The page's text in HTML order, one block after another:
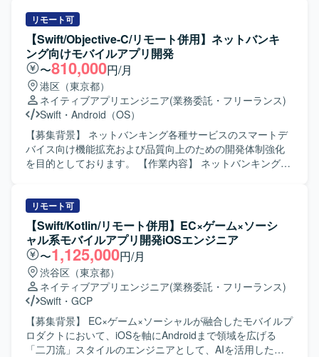
しいです。 【ポジションの魅力】 WebとAndroidネイティ
ブ双方の開発に携わることで、フルスタック寄りのスキル
を身につけることができます。自治体やヘルスケア領域な
ど社会貢献性の高いプロダクトに関わりながら、設計から
運用まで一連の開発プロセスを経験できる環境です。 【開
発環境】 Kotlinを中心としたAndroidネイティブアプリ開発
に加え、PHP／Node.jsによるバックエンド開発、MySQL／
PostgreSQLなどのRDBを用いたシステム構成です。Gitを用
いたチーム開発を行い、Firebaseや各種クラウドサービス
と連携したアプリケーション開発を実施しています。
担当していただきます。また、チームメンバーや他チーム
と連携しながら、仕様調整やレビュー対応も行っていただ
きます。 【求める人物像】 チーム開発を前提に円滑なコミ
ュニケーションが取れ、自ら課題を発見し改善提案ができ
る方を求めています。既存の設計やテスト方針を尊重しつ
つ、より良いアーキテクチャや開発プロセスを意識して取
り組める方が望ましいです。 【ポジションの魅力】 コンシ
ューマ向け婚活アプリの開発に携わることで、多くのユー
ザーに影響力のあるサービス開発経験を積むことができま
す。既存プロダクトのエンハンス開発を通じて、アーキテ
クチャ設計や自動テストの実装など、モダンなAndroid開発
用いたチーム開発を行います。アーキテクチャはClean
Architectureを意識した構成となっている想定です。
リモート可
【Swift/Objective-C/リモート併用】ネットバンキ
ング向けモバイルアプリ開発
〜810,000円/月
港区（東京都）
ネイティブアプリエンジニア(業務委託・フリーランス)
Swift ・ Android（OS）
【募集背景】 ネットバンキング各種サービスのスマートデ
バイス向け機能拡充および品質向上のための開発体制強化
を目的としております。 【作業内容】 ネットバンキング各
装、テストまで一連の工程をご担当いただきます。また、
開発に関連する各種ドキュメントの作成も実施いただきま
す。 【求める人物像】 モバイルアプリ開発において主体的
に設計から実装、テストまで対応できる方を求めておりま
す。関係者とコミュニケーションを取りながら、品質とユ
ーザビリティを意識した開発ができる方を歓迎いたしま
す。 【ポジションの魅力】 金融系ネットバンキングサービ
スの開発に関わることで、大規模なユーザーを持つサービ
スのモバイルアプリ開発経験を積むことができます。
iOS/Androidいずれかの専門性を活かしつつ、金融ドメイン
の知見も深めていただけます。 【開発環境】 iOS/Android
リモート可
【Swift/Kotlin/リモート併用】EC×ゲーム×ソーシ
ャル系モバイルアプリ開発iOSエンジニア
〜1,125,000円/月
渋谷区（東京都）
ネイティブアプリエンジニア(業務委託・フリーランス)
Swift ・ GCP
【募集背景】 EC×ゲーム×ソーシャルが融合したモバイルプ
ロダクトにおいて、iOSを軸にAndroidまで領域を広げる
「二刀流」スタイルのエンジニアとして、AIを活用した開